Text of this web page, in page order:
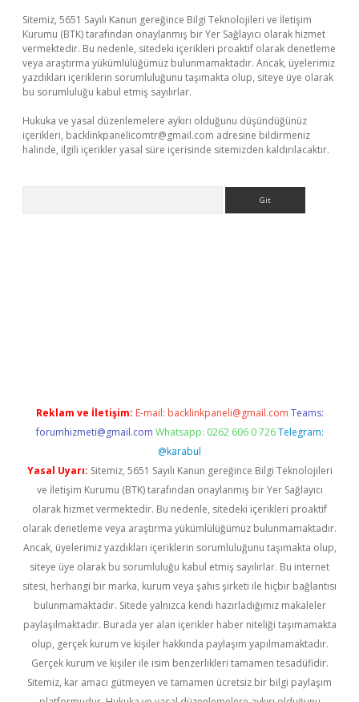
Sitemiz, 5651 Sayılı Kanun gereğince Bilgi Teknolojileri ve İletişim
Kurumu (BTK) tarafından onaylanmış bir Yer Sağlayıcı olarak hizmet
vermektedir. Bu nedenle, sitedeki içerikleri proaktif olarak denetleme
veya araştırma yükümlülüğümüz bulunmamaktadır. Ancak, üyelerimiz
yazdıkları içeriklerin sorumluluğunu taşımakta olup, siteye üye olarak
bu sorumluluğu kabul etmiş sayılırlar.
Hukuka ve yasal düzenlemelere aykırı olduğunu düşündüğünüz
içerikleri, backlinkpanelicomtr@gmail.com adresine bildirmeniz
halinde, ilgili içerikler yasal süre içerisinde sitemizden kaldırılacaktır.
Reklam ve İletişim: E-mail: backlinkpaneli@gmail.com Teams:
forumhizmeti@gmail.com Whatsapp: 0262 606 0 726 Telegram:
@karabul
Yasal Uyarı: Sitemiz, 5651 Sayılı Kanun gereğince Bilgi Teknolojileri
ve İletişim Kurumu (BTK) tarafından onaylanmış bir Yer Sağlayıcı
olarak hizmet vermektedir. Bu nedenle, sitedeki içerikleri proaktif
olarak denetleme veya araştırma yükümlülüğümüz bulunmamaktadır.
Ancak, üyelerimiz yazdıkları içeriklerin sorumluluğunu taşımakta olup,
siteye üye olarak bu sorumluluğu kabul etmiş sayılırlar. Bu internet
sitesi, herhangi bir marka, kurum veya şahıs şirketi ile hiçbir bağlantısı
bulunmamaktadır. Sitede yalnızca kendi hazırladığımız makaleler
paylaşılmaktadır. Burada yer alan içerikler haber niteliği taşımamakta
olup, gerçek kurum ve kişiler hakkında paylaşım yapılmamaktadır.
Gerçek kurum ve kişiler ile isim benzerlikleri tamamen tesadüfidir.
Sitemiz, kar amacı gütmeyen ve tamamen ücretsiz bir bilgi paylaşım